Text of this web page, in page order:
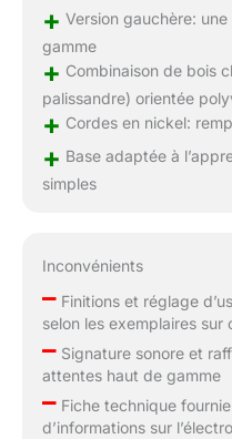
+ Version gauchère:
gamme
+ Combinaison de bois
palissandre) orientée
+ Cordes en nickel:
+ Base adaptée à
simples
Inconvénients
–Finitions et réglage
selon les exemplaires sur
–Signature sonore et
attentes haut de gamme
–Fiche technique
d’informations sur